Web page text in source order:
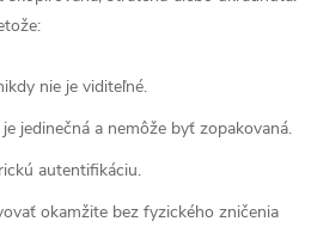
nie je viditeľné.
jedinečná a nemôže byť zopakovaná.
autentifikáciu.
okamžite bez fyzického zničenia